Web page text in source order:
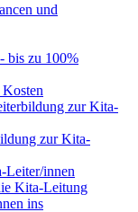
und
bis zu 100%
zur Kita-
zur Kita-
Leiter/innen
Kita-Leitung
ins